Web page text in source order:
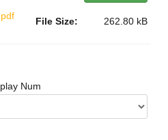
File Size: 262.80 kB
Num